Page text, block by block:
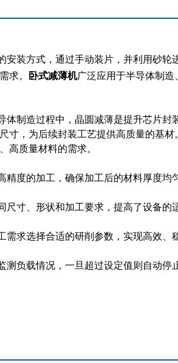
安装方式，通过手动装片，并利用砂轮
求。
卧式减薄机广泛应用于半导体制造
制造过程中，晶圆减薄是提升芯片封
寸，为后续封装工艺提供高质量的基材
高质量材料的需求。
精度的加工，确保加工后的材料厚度均
尺寸、形状和加工要求，提高了设备的
需求选择合适的研削参数，实现高效、
测负载情况，一旦超过设定值则自动停